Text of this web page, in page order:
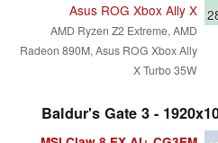
Asus ROG Xbox Ally X
AMD Ryzen Z2 Extreme, AMD
Radeon 890M, Asus ROG Xbox Ally
X Turbo 35W
Baldur's Gate 3 -